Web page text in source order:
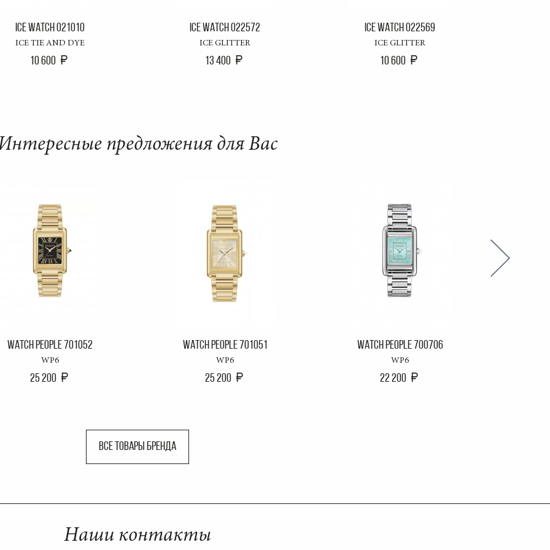
ICE WATCH 021010
ICE TIE AND DYE
10 600
ICE WATCH 022572
ICE GLITTER
13 400
ICE WATCH 022569
ICE GLITTER
10 600
предложения для Вас
WATCH PEOPLE 701052
WP6
25 200
WATCH PEOPLE 701051
WP6
25 200
WATCH PEOPLE 700706
WP6
22 200
ВСЕ ТОВАРЫ БРЕНДА
Наши контакты